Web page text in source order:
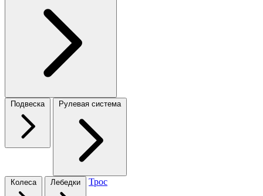
Подвеска Рулевая система
Колеса Лебедки Трос